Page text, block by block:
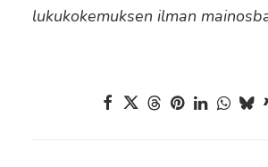
lukukokemuksen ilman